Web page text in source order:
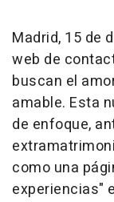
Madrid, 15 de
web de
buscan el
amable. Esta
de enfoque,
como una
experiencias"